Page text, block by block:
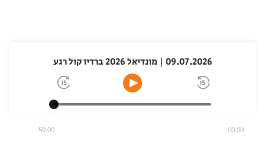
09.07.2026 | מונדיאל 2026 ברדיו קול רגע
00:00
59:00